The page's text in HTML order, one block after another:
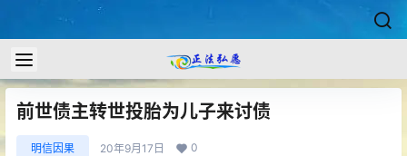
前世债主转世投胎为儿子来讨债
明信因果 20年9月17日 0